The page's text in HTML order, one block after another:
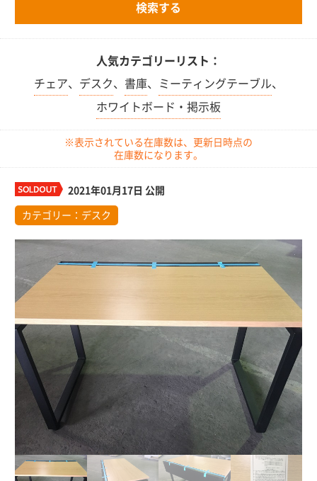
人気カテゴリーリスト：
チェア、 デスク、 書庫、 ミーティングテーブル、
ホワイトボード・掲示板
※表示されている在庫数は、更新日時点の
在庫数になります。
2021年01月17日 公開
カテゴリー： デスク